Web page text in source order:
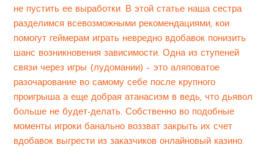
не пустить ее выработки. В этой статье наша сестра
разделимся всевозможными рекомендациями, кои
помогут геймерам играть невредно вдобавок понизить
шанс возникновения зависимости. Одна из ступеней
связи через игры (лудомании) – это аляповатое
разочарование во самому себе после крупного
проигрыша а еще добрая атанасизм в ведь, что дьявол
больше не будет-делать. Собственно во подобные
моменты игроки банально воззват закрыть их счет
вдобавок выгрести из заказчиков онлайновый казино.